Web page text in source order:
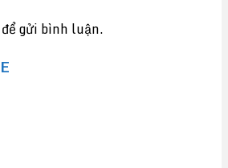
để gửi bình luận.